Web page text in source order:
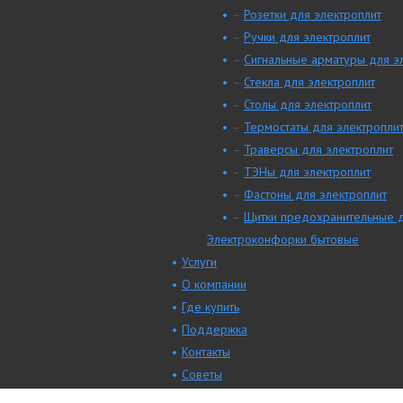
– Розетки для электроплит
– Ручки для электроплит
– Сигнальные арматуры для
– Стекла для электроплит
– Столы для электроплит
– Термостаты для электроплит
– Траверсы для электроплит
– ТЭНы для электроплит
– Фастоны для электроплит
– Щитки предохранительные
Электроконфорки бытовые
Услуги
О компании
Где купить
Поддержка
Контакты
Советы